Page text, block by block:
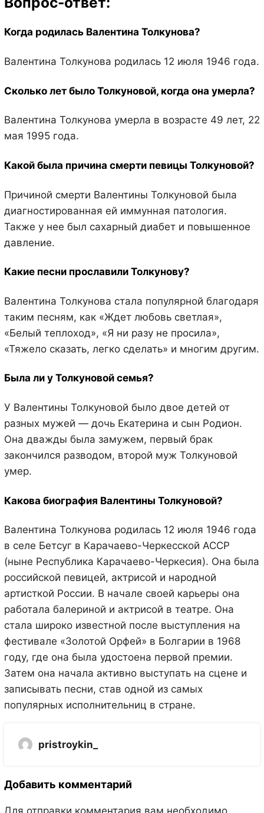
Когда родилась Валентина Толкунова?
Валентина Толкунова родилась 12 июля 1946 года.
Сколько лет было Толкуновой, когда она умерла?
Валентина Толкунова умерла в возрасте 49 лет, 22
мая 1995 года.
Какой была причина смерти певицы Толкуновой?
Причиной смерти Валентины Толкуновой была
диагностированная ей иммунная патология.
Также у нее был сахарный диабет и повышенное
давление.
Какие песни прославили Толкунову?
Валентина Толкунова стала популярной благодаря
таким песням, как «Ждет любовь светлая»,
«Белый теплоход», «Я ни разу не просила»,
«Тяжело сказать, легко сделать» и многим другим.
Была ли у Толкуновой семья?
У Валентины Толкуновой было двое детей от
разных мужей — дочь Екатерина и сын Родион.
Она дважды была замужем, первый брак
закончился разводом, второй муж Толкуновой
умер.
Какова биография Валентины Толкуновой?
Валентина Толкунова родилась 12 июля 1946 года
в селе Бетсуг в Карачаево-Черкесской АССР
(ныне Республика Карачаево-Черкесия). Она была
российской певицей, актрисой и народной
артисткой России. В начале своей карьеры она
работала балериной и актрисой в театре. Она
стала широко известной после выступления на
фестивале «Золотой Орфей» в Болгарии в 1968
году, где она была удостоена первой премии.
Затем она начала активно выступать на сцене и
записывать песни, став одной из самых
популярных исполнительниц в стране.
pristroykin_
Добавить комментарий